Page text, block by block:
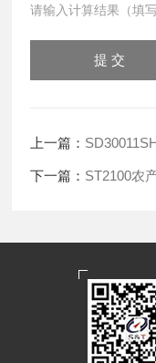
请输入计算结果（填
上一篇：
下一篇： ST2100农